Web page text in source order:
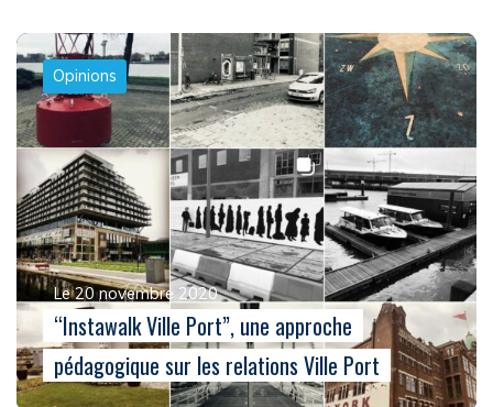
Opinions
Le 20 novembre 2020
“Instawalk Ville Port”, une approche
pédagogique sur les relations Ville Port